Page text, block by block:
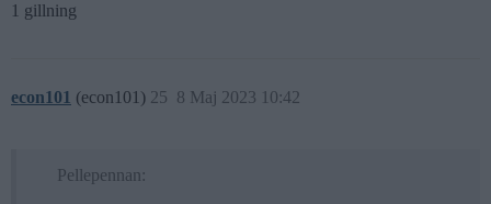
1 gillning
econ101 (econ101) 8 Maj 2023 10:42
25
Pellepennan: